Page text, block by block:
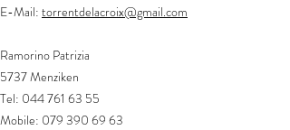
E-Mail: torrentdelacroix@gmail.com
Ramorino Patrizia
5737 Menziken
Tel: 044 761 63 55
Mobile: 079 390 69 63